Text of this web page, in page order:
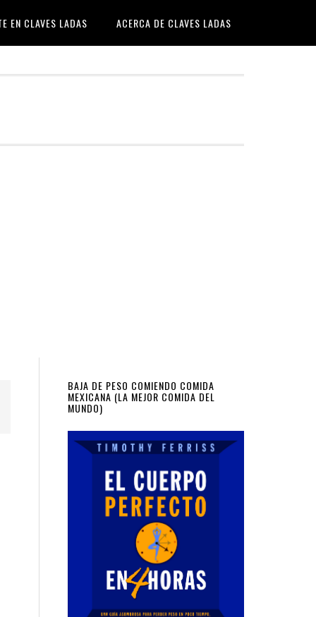
EN CLAVES LADAS ACERCA DE CLAVES LADAS
Primary
Sidebar
BAJA DE PESO COMIENDO COMIDA
MEXICANA (LA MEJOR COMIDA DEL
MUNDO)